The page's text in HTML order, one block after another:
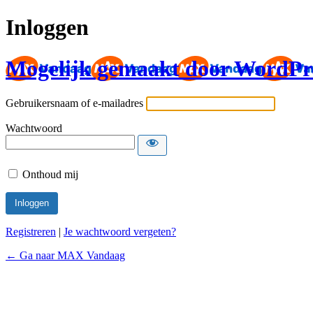
Inloggen
Mogelijk gemaakt door
Gebruikersnaam of e-mailadres
Wachtwoord
Onthoud mij
Registreren | Je wachtwoord vergeten?
← Ga naar MAX Vandaag